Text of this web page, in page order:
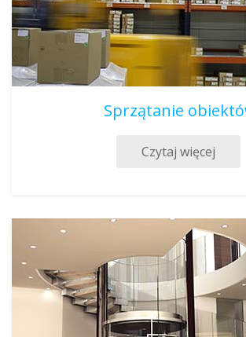
Sprzątanie
Czytaj więcej